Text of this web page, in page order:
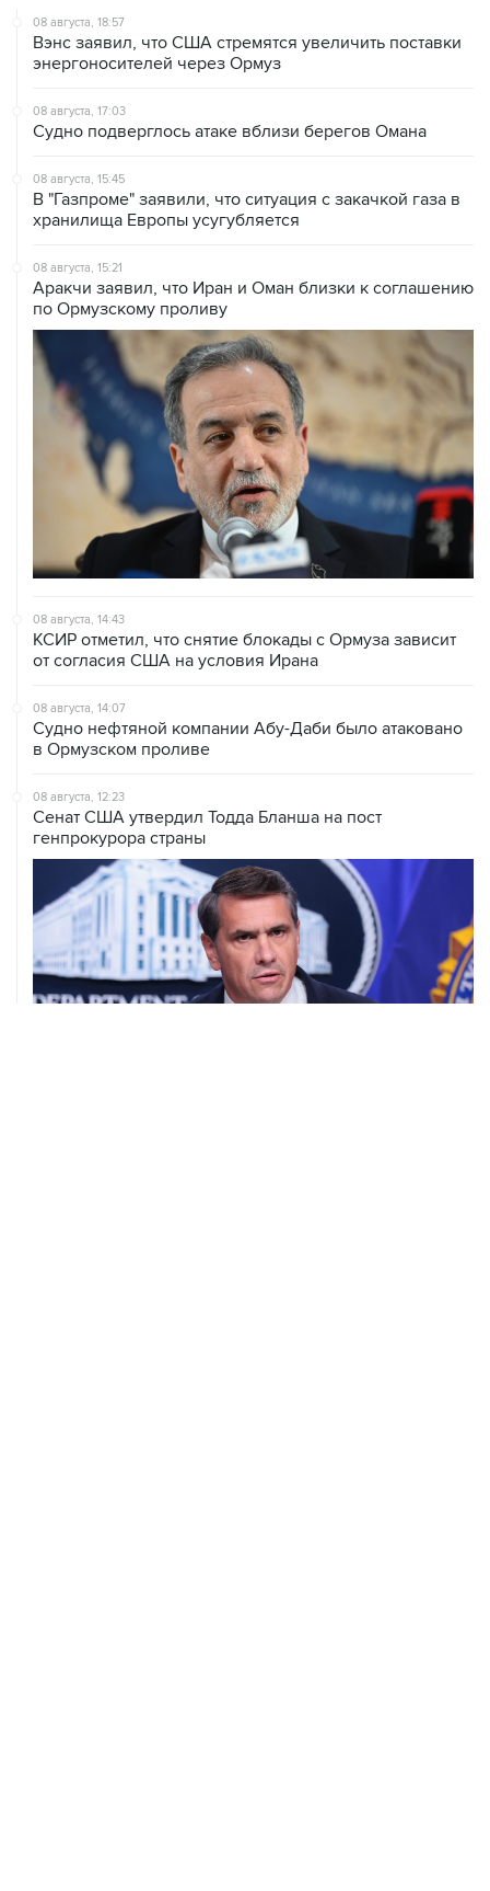
08 августа, 18:57
Вэнс заявил, что США стремятся увеличить поставки
энергоносителей через Ормуз
08 августа, 17:03
Судно подверглось атаке вблизи берегов Омана
08 августа, 15:45
В "Газпроме" заявили, что ситуация с закачкой газа в
хранилища Европы усугубляется
08 августа, 15:21
Аракчи заявил, что Иран и Оман близки к соглашению
по Ормузскому проливу
08 августа, 14:43
КСИР отметил, что снятие блокады с Ормуза зависит
от согласия США на условия Ирана
08 августа, 14:07
Судно нефтяной компании Абу-Даби было атаковано
в Ормузском проливе
08 августа, 12:23
Сенат США утвердил Тодда Бланша на пост
генпрокурора страны